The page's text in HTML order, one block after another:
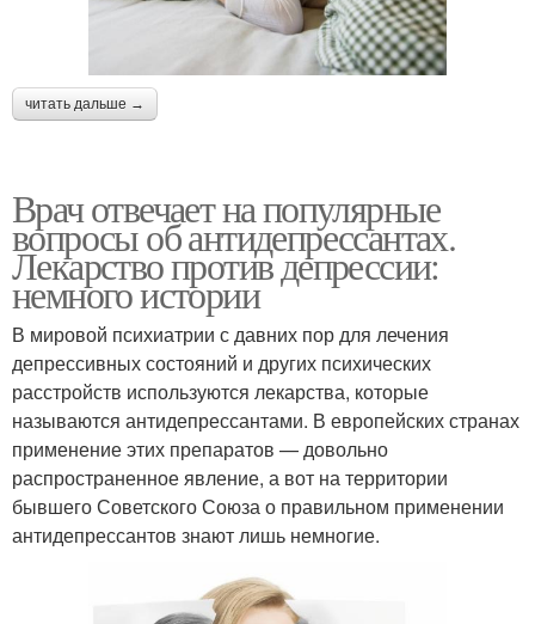
читать дальше →
Врач отвечает на популярные
вопросы об антидепрессантах.
Лекарство против депрессии:
немного истории
В мировой психиатрии с давних пор для лечения
депрессивных состояний и других психических
расстройств используются лекарства, которые
называются антидепрессантами. В европейских странах
применение этих препаратов — довольно
распространенное явление, а вот на территории
бывшего Советского Союза о правильном применении
антидепрессантов знают лишь немногие.